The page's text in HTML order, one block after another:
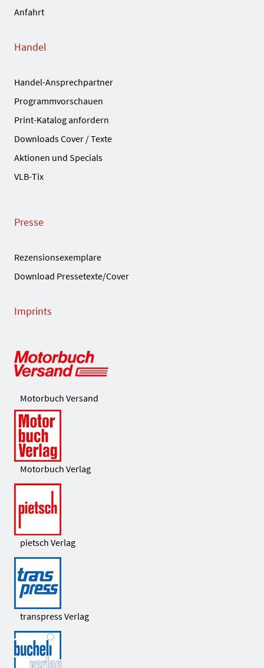
Anfahrt
Handel
Handel-Ansprechpartner
Programmvorschauen
Print-Katalog anfordern
Downloads Cover / Texte
Aktionen und Specials
VLB-Tix
Presse
Rezensionsexemplare
Download Pressetexte/Cover
Imprints
Motorbuch Versand
Motorbuch Verlag
pietsch Verlag
transpress Verlag